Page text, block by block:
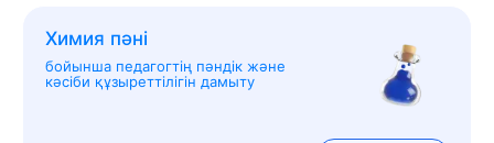
Химия пәні
бойынша педагогтің пәндік және
кәсіби құзыреттілігін дамыту